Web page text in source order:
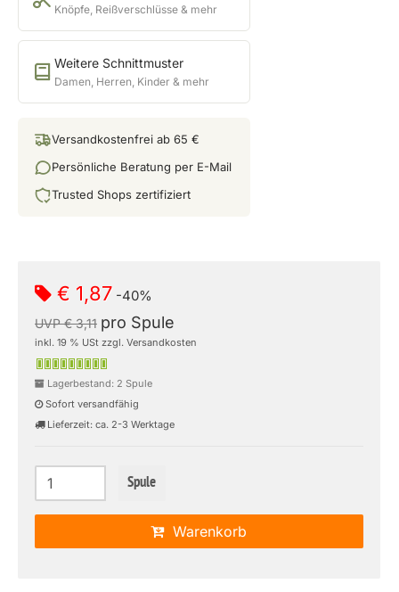
Knöpfe, Reißverschlüsse & mehr
Weitere Schnittmuster
Damen, Herren, Kinder & mehr
Versandkostenfrei ab 65 €
Persönliche Beratung per E-Mail
Trusted Shops zertifiziert
€ 1,87 -40%
UVP € 3,11 pro Spule
inkl. 19 % USt zzgl. Versandkosten
Lagerbestand: 2 Spule
Sofort versandfähig
Lieferzeit: ca. 2-3 Werktage
Spule
Warenkorb